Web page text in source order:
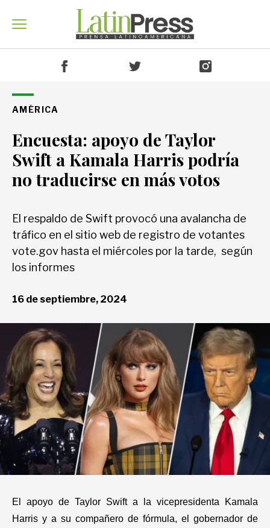
Venezuela
América
Economía
Entretenimiento
Views
Curiosidades
Salud
Tecnología
AMÉRICA
Encuesta: apoyo de Taylor
Swift a Kamala Harris podría
no traducirse en más votos
El respaldo de Swift provocó una avalancha de
tráfico en el sitio web de registro de votantes
vote.gov hasta el miércoles por la tarde, según
los informes
16 de septiembre, 2024
El apoyo de Taylor Swift a la vicepresidenta Kamala
Harris y a su compañero de fórmula, el gobernador de